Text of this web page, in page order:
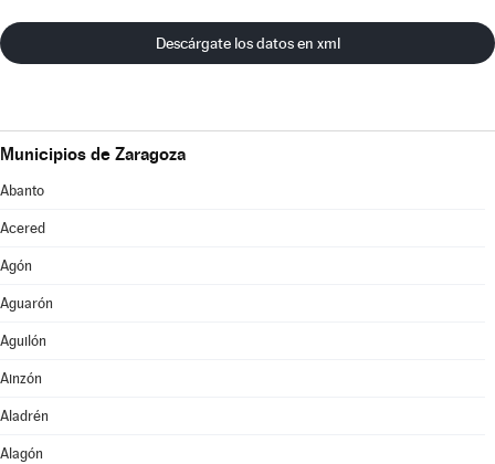
Descárgate los datos en xml
Municipios de Zaragoza
Abanto
Acered
Agón
Aguarón
Aguilón
Ainzón
Aladrén
Alagón